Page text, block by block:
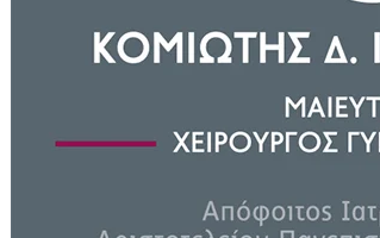
μέσα σε κλίμα βαθιάς συγκίνησης και
5ο Φεστιβάλ Ερασιτεχνικού
Πολιτισμού του Δήμου Ήλιδας
πολίτες που κατέκλυσαν
ότι το Φεστιβάλ
θεσμών της ευρύτερης